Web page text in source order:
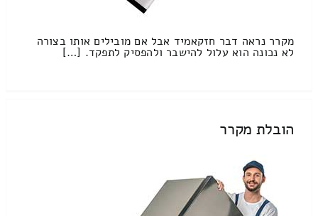
מקרר נראה דבר חזקאמיד אבל אם מובילים אותו בצורה
לא נכונה הוא עלול להישבר ולהפסיק לתפקד. […]
הובלת מקרר